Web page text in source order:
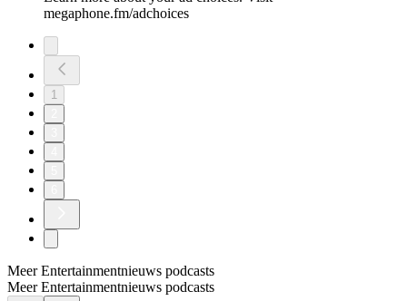
megaphone.fm/adchoices
1
Meer Entertainmentnieuws podcasts
Meer Entertainmentnieuws podcasts